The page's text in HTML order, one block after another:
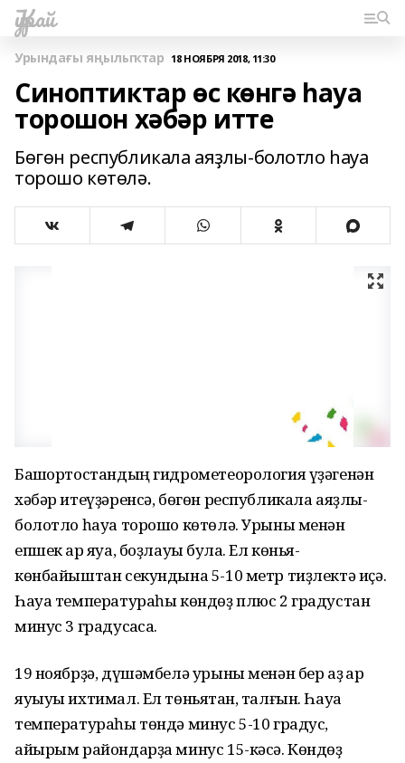
Ҡурай
Урындағы яңылыҡтар 18 НОЯБРЯ 2018, 11:30
Синоптиктар өс көнгә һауа
торошон хәбәр итте
Бөгөн республикала аяҙлы-болотло һауа
торошо көтөлә.
Башҡортостандың гидрометеорология үҙәгенән
хәбәр итеүҙәренсә, бөгөн республикала аяҙлы-
болотло һауа торошо көтөлә. Урыны менән
епшек ҡар яуа, боҙлауыҡ була. Ел көньяҡ-
көнбайыштан секундына 5-10 метр тиҙлектә иҫә.
Һауа температураһы көндөҙ плюс 2 градустан
минус 3 градусҡаса.
19 ноябрҙә, дүшәмбелә урыны менән бер аҙ ҡар
яуыуы ихтимал. Ел төньяҡтан, талғын. Һауа
температураһы төндә минус 5-10 градус,
айырым райондарҙа минус 15-кәсә. Көндөҙ